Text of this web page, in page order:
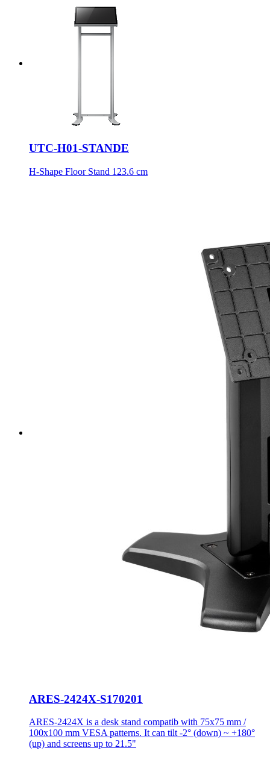
UTC-H01-STANDE
H-Shape Floor Stand 123.6 cm
ARES-2424X-S170201
ARES-2424X is a desk stand compatib with 75x75 mm /
100x100 mm VESA patterns. It can tilt -2° (down) ~ +180°
(up) and screens up to 21.5"